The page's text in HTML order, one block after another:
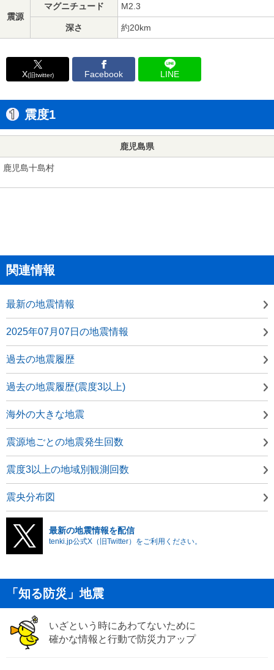
震源
マグニチュード M2.3
深さ 約20km
X(旧twitter) Facebook LINE
震度1
鹿児島県
鹿児島十島村
関連情報
最新の地震情報
2025年07月07日の地震情報
過去の地震履歴
過去の地震履歴(震度3以上)
海外の大きな地震
震源地ごとの地震発生回数
震度3以上の地域別観測回数
震央分布図
最新の地震情報を配信
tenki.jp公式X（旧Twitter）をご利用ください。
「知る防災」地震
いざという時にあわてないために
確かな情報と行動で防災力アップ